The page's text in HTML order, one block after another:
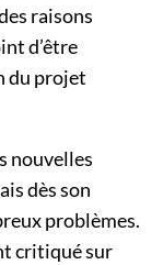
raisons
d’être
du projet
nouvelles
dès son
problèmes.
critiqué sur